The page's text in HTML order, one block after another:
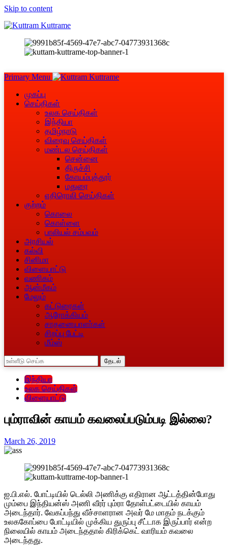
Skip to content
Primary Menu
முகப்பு
செய்திகள்
உலக செய்திகள்
இந்தியா
தமிழ்நாடு
விரைவு செய்திகள்
மண்டல செய்திகள்
சென்னை
திருச்சி
கோயம்புத்தூர்
மதுரை
எதிரொலி செய்திகள்
குற்றம்
கொலை
கொள்ளை
பாலியல் சம்பவம்
அரசியல்
கல்வி
சினிமா
விளையாட்டு
வணிகம்
ஆன்மீகம்
மேலும்
கட்டுரைகள்
ஆரோக்கியம்
சாதனையாளா்கள்
சிறப்பு பேட்டி
மீம்ஸ்
தேடல்
இந்தியா
உலக செய்திகள்
விளையாட்டு
பும்ராவின் காயம் கவலைப்படும்படி இல்லை?
March 26, 2019
ஐ.பி.எல். போட்டியில் டெல்லி அணிக்கு எதிரான ஆட்டத்தின்போது
மும்பை இந்தியன்ஸ் அணி வீரர் பும்ரா தோள்பட்டையில் காயம்
அடைந்தார். வேகப்பந்து வீச்சாளரான அவர் மே மாதம் நடக்கும்
உலககோப்பை போட்டியில் முக்கிய துருப்பு சீட்டாக இருப்பார் என்ற
நிலையில் காயம் அடைந்ததால் கிரிக்கெட் வாரியம் கவலை
அடைந்தது.